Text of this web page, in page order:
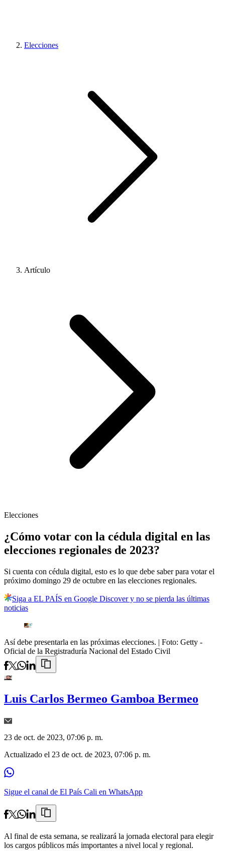
Elecciones
Artículo
Elecciones
¿Cómo votar con la cédula digital en las
elecciones regionales de 2023?
Si cuenta con cédula digital, esto es lo que debe saber para votar el
próximo domingo 29 de octubre en las elecciones regionales.
Siga a EL PAÍS en Google Discover y no se pierda las últimas
noticias
Así debe presentarla en las próximas elecciones. | Foto: Getty -
Oficial de la Registraduría Nacional del Estado Civil
Luis Carlos Bermeo Gamboa Bermeo
23 de oct. de 2023, 07:06 p. m.
Actualizado el 23 de oct. de 2023, 07:06 p. m.
Sigue el canal de El País Cali en WhatsApp
Al final de esta semana, se realizará la jornada electoral para elegir
los cargos públicos más importantes a nivel local y regional.